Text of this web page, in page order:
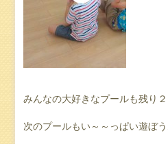
みんなの大好きなプールも残り２
次のプールもい～～っぱい遊ぼ